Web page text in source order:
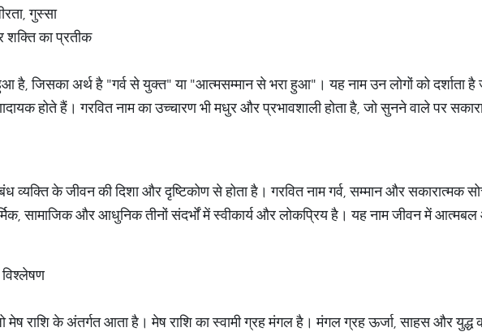
गुस्सा
का प्रतीक
है, जिसका अर्थ है "गर्व से युक्त" या "आत्मसम्मान से भरा हुआ"। यह नाम उन लोगों को दर्शाता है
होते हैं। गरवित नाम का उच्चारण भी मधुर और प्रभावशाली होता है, जो सुनने वाले पर
व्यक्ति के जीवन की दिशा और दृष्टिकोण से होता है। गरवित नाम गर्व, सम्मान और सकारात्मक
सामाजिक और आधुनिक तीनों संदर्भों में स्वीकार्य और लोकप्रिय है। यह नाम जीवन में
विश्लेषण
मेष राशि के अंतर्गत आता है। मेष राशि का स्वामी ग्रह मंगल है। मंगल ग्रह ऊर्जा, साहस और